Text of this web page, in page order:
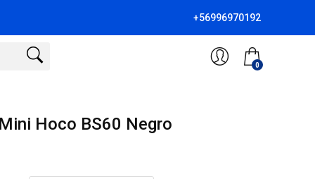
+56996970192
0
Hoco BS60 Negro